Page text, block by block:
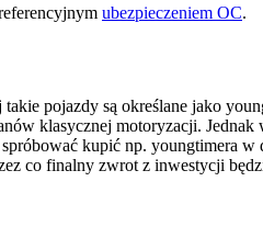
ubezpieczeniem OC.
pojazdy są określane jako
klasycznej motoryzacji.
kupić np. youngtimera
co finalny zwrot z inwestycji